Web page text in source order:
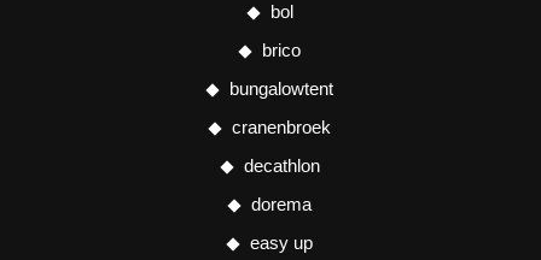
bol
brico
bungalowtent
cranenbroek
decathlon
dorema
easy up